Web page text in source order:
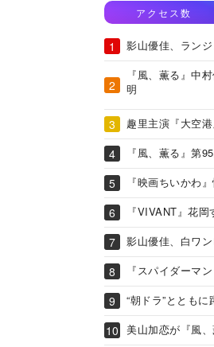
アクセス数
影山優佳、ラン
『風、薫る』中
明
趣里主演『大空
『風、薫る』第
『映画ちいかわ
『VIVANT』花
影山優佳、白ワ
『スパイダーマ
“朝ドラ”ととも
美山加恋が『風